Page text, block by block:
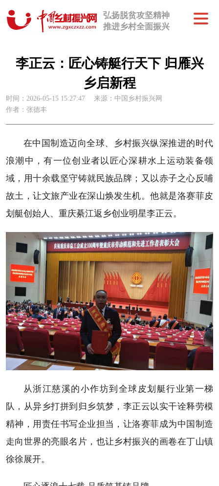
弘扬脱贫攻坚精神
推进乡村全面振兴
李正云：匠心铸艇行天下 归雁兴
乡启新程
时间：2026-05-15 15:27:47
来源：中国乡村振兴网
作者：张德丰
在中国制造迈向全球、乡村振兴纵深推进的时代
浪潮中，有一位创业者以匠心深耕水上运动装备领
域，用十余载坚守铸就民族品牌；又以赤子之心反哺
故土，让文旅产业在深山焕发生机。他就是洛赛菲皮
划艇创始人、重庆綦江返乡创业明星李正云。
从浙江慈溪的小作坊到全球皮划艇行业第一梯
队，从异乡打拼到归乡筑梦，李正云以实干诠释劳模
精神，用责任书写企业担当，让洛赛菲成为中国制造
走向世界的亮眼名片，也让乡村振兴的画卷在丁山镇
徐徐展开。